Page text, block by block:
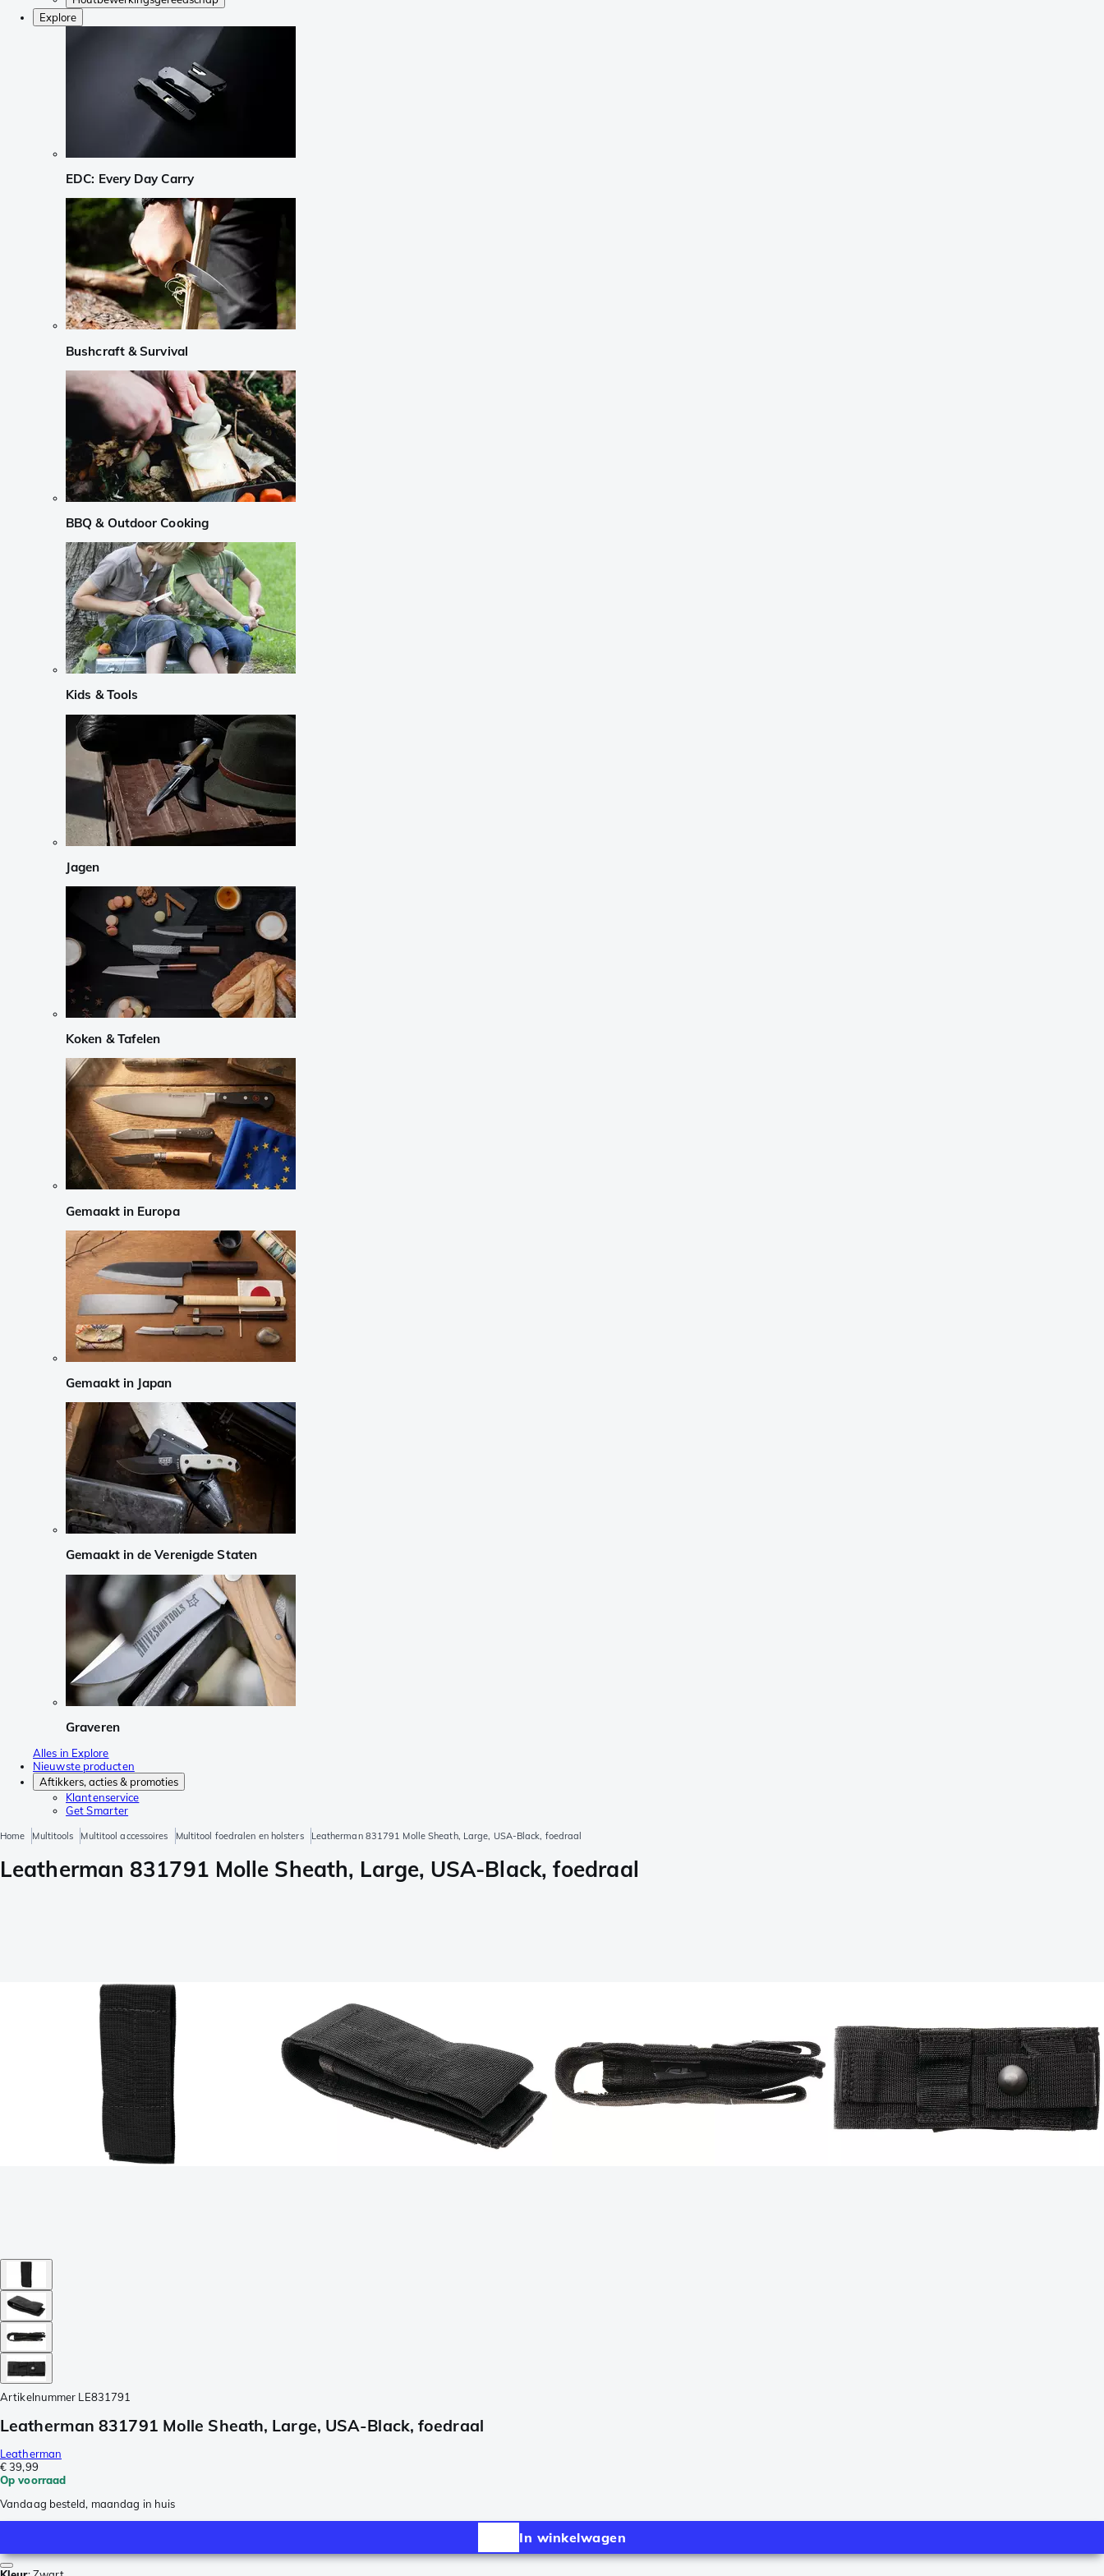
Explore
EDC: Every Day Carry
Bushcraft & Survival
BBQ & Outdoor Cooking
Kids & Tools
Jagen
Koken & Tafelen
Gemaakt in Europa
Gemaakt in Japan
Gemaakt in de Verenigde Staten
Graveren
Alles in Explore
Nieuwste producten
Aftikkers, acties & promoties
Klantenservice
Get Smarter
Home Multitools Multitool accessoires Multitool foedralen en holsters Leatherman 831791 Molle Sheath, Large, USA-Black, foedraal
Leatherman 831791 Molle Sheath, Large, USA-Black, foedraal
Artikelnummer LE831791
Leatherman 831791 Molle Sheath, Large, USA-Black, foedraal
Leatherman
€ 39,99
Op voorraad
Vandaag besteld, maandag in huis
In winkelwagen